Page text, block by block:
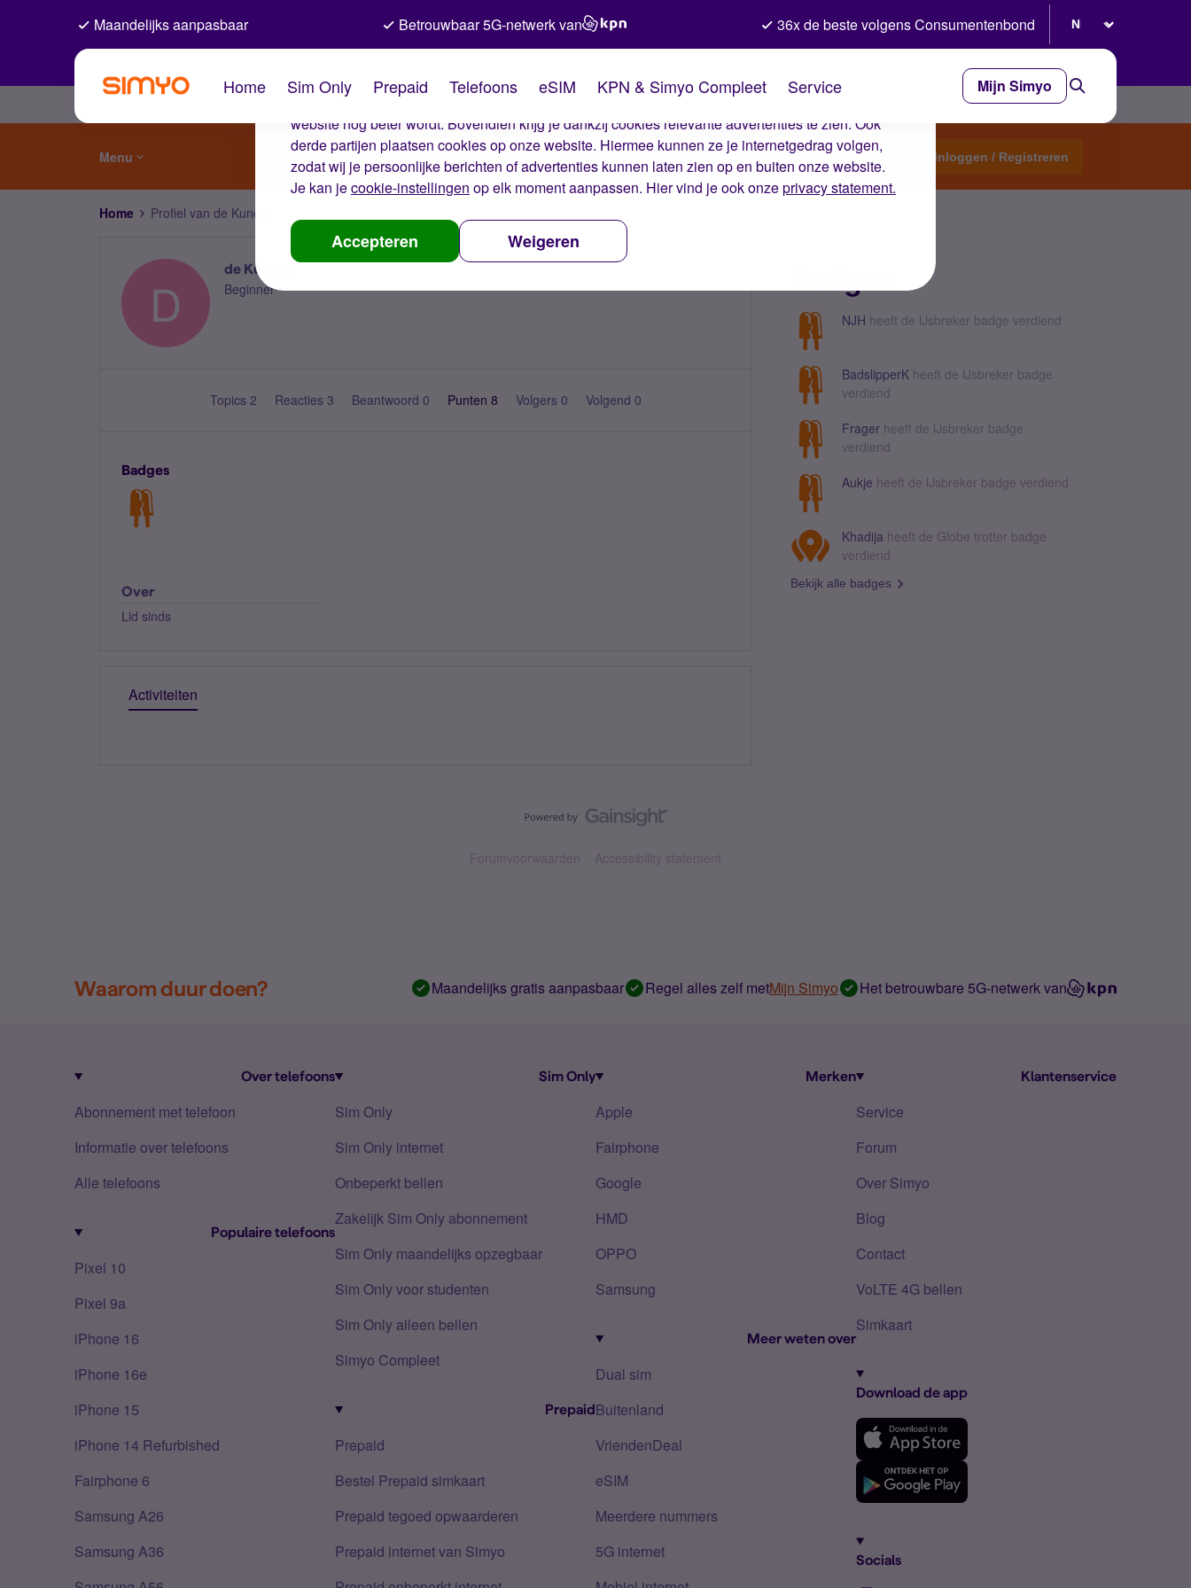
De cookies van Simyo
Wij gebruiken cookies op onze website. Met deze cookies zorgen wij ervoor dat je ervaring op de
website nog beter wordt. Bovendien krijg je dankzij cookies relevante advertenties te zien. Ook
derde partijen plaatsen cookies op onze website. Hiermee kunnen ze je internetgedrag volgen,
zodat wij je persoonlijke berichten of advertenties kunnen laten zien op en buiten onze website.
Je kan jecookie-instellingen op elk moment aanpassen. Hier vind je ook onzeprivacy statement.
Accepteren Weigeren
Maandelijks aanpasbaar Betrouwbaar 5G-netwerk van 36x de beste volgens Consumentenbond
Home Sim Only Prepaid Telefoons eSIM KPN & Simyo Compleet Service Mijn Simyo
Menu Start een topic Inloggen / Registreren
Home Profiel van de Kunder
D
de Kunder
Beginner
Topics 2 Reacties 3 Beantwoord 0 Punten 8 Volgers 0 Volgend 0
Badges
Over
Lid sinds
Activiteiten
NJH heeft de IJsbreker badge verdiend
BadslipperK heeft de IJsbreker badge
verdiend
Frager heeft de IJsbreker badge
verdiend
Aukje heeft de IJsbreker badge verdiend
Khadija heeft de Globe trotter badge
verdiend
Bekijk alle badges
Forumvoorwaarden Accessibility statement
Waarom duur doen? Maandelijks gratis aanpasbaar Regel alles zelf metMijn Simyo Het betrouwbare 5G-netwerk van
Over telefoons
Abonnement met telefoon
Informatie over telefoons
Alle telefoons
Populaire telefoons
Pixel 10
Pixel 9a
iPhone 16
iPhone 16e
iPhone 15
iPhone 14 Refurbished
Fairphone 6
Samsung A26
Samsung A36
Sim Only
Sim Only
Sim Only internet
Onbeperkt bellen
Zakelijk Sim Only abonnement
Sim Only maandelijks opzegbaar
Sim Only voor studenten
Sim Only alleen bellen
Simyo Compleet
Prepaid
Prepaid
Bestel Prepaid simkaart
Prepaid tegoed opwaarderen
Prepaid internet van Simyo
Merken
Apple
Fairphone
Google
HMD
OPPO
Samsung
Meer weten over
Dual sim
Buitenland
VriendenDeal
eSIM
Meerdere nummers
5G internet
Klantenservice
Service
Forum
Over Simyo
Blog
Contact
VoLTE 4G bellen
Simkaart
Download de app
Socials